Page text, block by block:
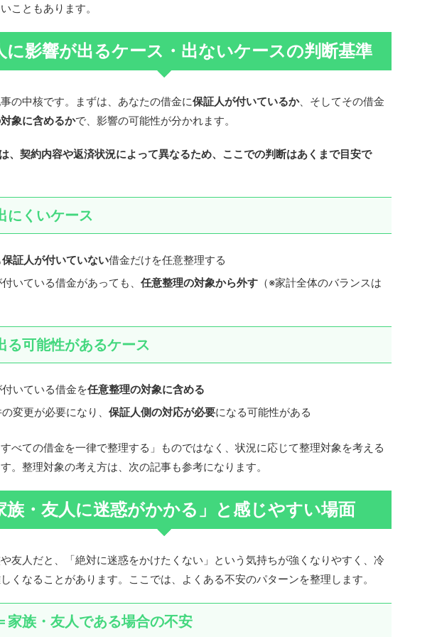
こともあります。
に影響が出るケース・出ないケースの判断基準
の中核です。まずは、あなたの借金に保証人が付いているか、そしてその借金
象に含めるかで、影響の可能性が分かれます。
、契約内容や返済状況によって異なるため、ここでの判断はあくまで目安で
にくいケース
保証人が付いていない借金だけを任意整理する
いている借金があっても、 任意整理の対象から外す （※家計全体のバランスは
る可能性があるケース
いている借金を任意整理の対象に含める
変更が必要になり、 保証人側の対応が必要になる可能性がある
べての借金を一律で整理する」ものではなく、状況に応じて整理対象を考える
。整理対象の考え方は、次の記事も参考になります。
族・友人に迷惑がかかる」と感じやすい場面
友人だと、「絶対に迷惑をかけたくない」という気持ちが強くなりやすく、冷
くなることがあります。ここでは、よくある不安のパターンを整理します。
家族・友人である場合の不安